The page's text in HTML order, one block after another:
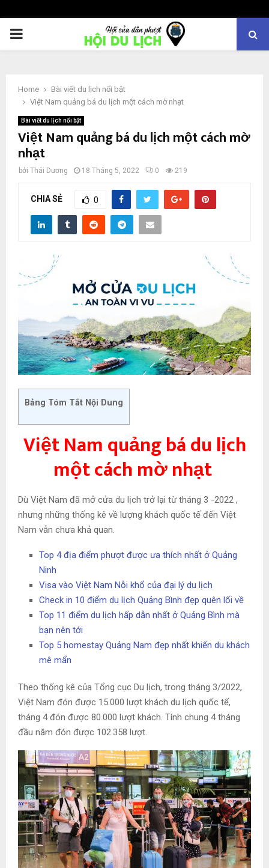
PRIMARY
Home
Bài viết du lịch nổi bật
Việt Nam quảng bá du lịch một cách mờ nhạt
Bài viết du lịch nổi bật
Việt Nam quảng bá du lịch một cách mờ
nhạt
bởi Thái Dương 18 Tháng 5, 2022 0 219
CHIA SẺ 0
Bảng Tóm Tắt Nội Dung
Việt Nam quảng bá du lịch
một cách mờ nhạt
Dù Việt Nam đã mở cửa du lịch trở lại từ tháng 3 -2022 ,
nhưng những thống kê về lượng khách quốc tế đến Việt
Nam vẫn chưa khả quan.
Top 4 địa điểm phượt được ưa thích nhất ở Quảng
Ninh
Visa vào Việt Nam Nỗi khổ của đại lý du lịch
Check in 10 điểm du lịch Quảng Bình đẹp quên lối về
Top 11 điểm du lịch hấp dẫn nhất ở Quảng Bình mà
bạn nên tới
Top 5 homestay Quảng Nam đẹp nhất khiến du khách
mê mẩn
Theo thống kê của Tổng cục Du lịch, trong tháng 3/2022,
Việt Nam đón được 15.000 lượt khách du lịch quốc tế,
tháng 4 đón được 80.000 lượt khách. Tính chung 4 tháng
đầu năm đón được 102.358 lượt.